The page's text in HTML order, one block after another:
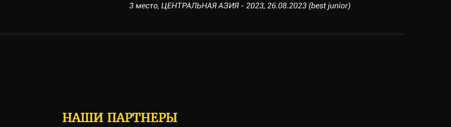
3 место, ЦЕНТРАЛЬНАЯ АЗИЯ - 2023, 26.08.2023 (best junior)
НАШИ ПАРТНЕРЫ